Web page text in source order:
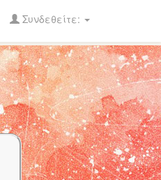
Συνδεθείτε: